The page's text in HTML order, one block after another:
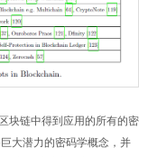
块链中得到应用的所有的密
大潜力的密码学概念，并